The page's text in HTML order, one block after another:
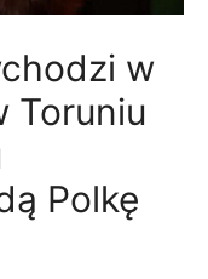
w
Toruniu
Polkę